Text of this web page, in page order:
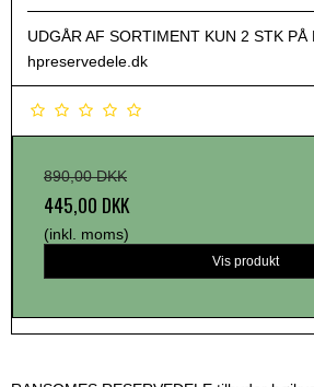
UDGÅR AF SORTIMENT KUN 2 STK PÅ
hpreservedele.dk
890,00 DKK
445,00 DKK
(inkl. moms)
Vis produkt